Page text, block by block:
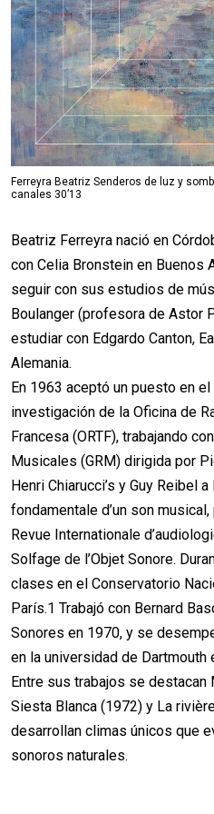
Ferreyra Beatriz Senderos de luz y
canales 30’13
Beatriz Ferreyra nació en
con Celia Bronstein en Buenos
seguir con sus estudios de
Boulanger (profesora de Astor
estudiar con Edgardo Canton,
Alemania.
En 1963 aceptó un puesto en
investigación de la Oficina de
Francesa (ORTF), trabajando
Musicales (GRM) dirigida por
Henri Chiarucci’s y Guy Reibel
fondamentale d’un son
Revue Internationale
Solfage de l’Objet Sonore.
clases en el Conservatorio
París.1​ Trabajó con Bernard
Sonores en 1970, y se
en la universidad de Dartmouth
Entre sus trabajos se
Siesta Blanca (1972) y La
desarrollan climas únicos que
sonoros naturales.